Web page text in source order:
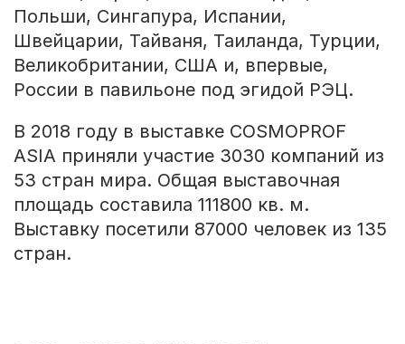
Польши, Сингапура, Испании,
Швейцарии, Тайваня, Таиланда, Турции,
Великобритании, США и, впервые,
России в павильоне под эгидой РЭЦ.
В 2018 году в выставке COSMOPROF
ASIA приняли участие 3030 компаний из
53 стран мира. Общая выставочная
площадь составила 111800 кв. м.
Выставку посетили 87000 человек из 135
стран.